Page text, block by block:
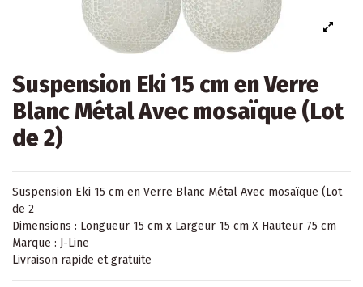
Suspension Eki 15 cm en Verre
Blanc Métal Avec mosaïque (Lot
de 2)
Suspension Eki 15 cm en Verre Blanc Métal Avec mosaïque (Lot
de 2
Dimensions : Longueur 15 cm x Largeur 15 cm X Hauteur 75 cm
Marque : J-Line
Livraison rapide et gratuite